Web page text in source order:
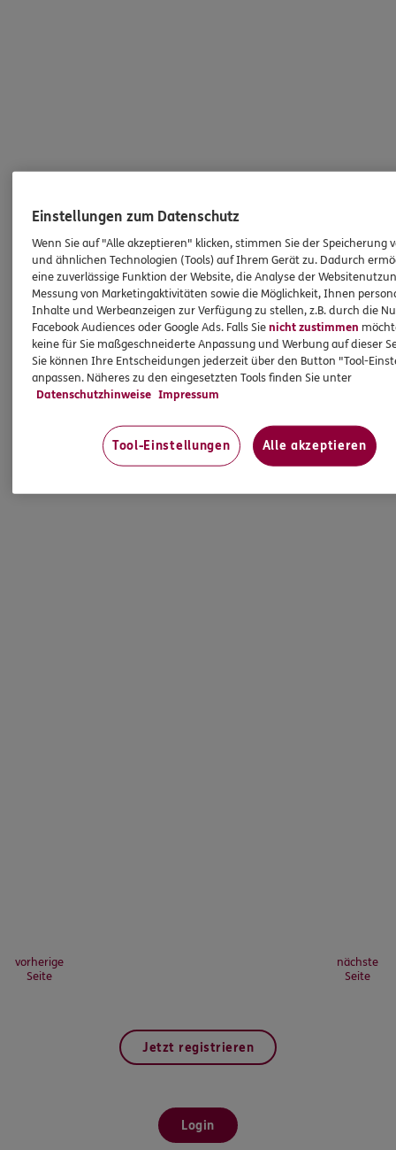
vorherige
Seite
nächste
Seite
Jetzt registrieren
Login
Einstellungen zum Datenschutz
Wenn Sie auf "Alle akzeptieren" klicken, stimmen Sie der Speicherung
und ähnlichen Technologien (Tools) auf Ihrem Gerät zu. Dadurch
eine zuverlässige Funktion der Website, die Analyse der
Messung von Marketingaktivitäten sowie die Möglichkeit, Ihnen
Inhalte und Werbeanzeigen zur Verfügung zu stellen, z.B. durch die
Facebook Audiences oder Google Ads. Falls Sienicht zustimmen
keine für Sie maßgeschneiderte Anpassung und Werbung auf dieser
Sie können Ihre Entscheidungen jederzeit über den Button "Tool-
anpassen. Näheres zu den eingesetzten Tools finden Sie unter
Datenschutzhinweise Impressum
Tool-Einstellungen Alle akzeptieren